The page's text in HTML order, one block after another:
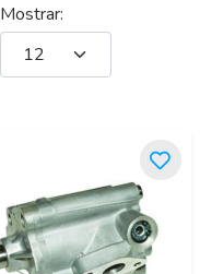
Mostrar: